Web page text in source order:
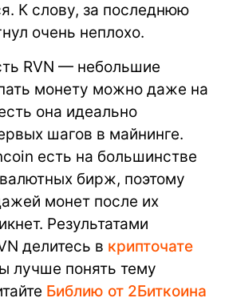
К слову, за последнюю
очень неплохо.
RVN — небольшие
монету можно даже на
она идеально
шагов в майнинге.
есть на большинстве
бирж, поэтому
монет после их
Результатами
делитесь в крипточате
лучше понять тему
Библию от 2Биткоина